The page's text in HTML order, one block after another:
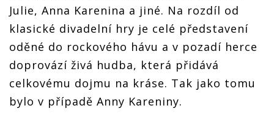
Julie, Anna Karenina a jiné. Na rozdíl od
klasické divadelní hry je celé představení
oděné do rockového hávu a v pozadí herce
doprovází živá hudba, která přidává
celkovému dojmu na kráse. Tak jako tomu
bylo v případě Anny Kareniny.